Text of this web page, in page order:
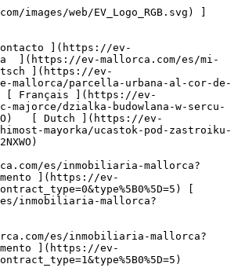
cdn.ev-mallorca.com/images/properties/dacb7fcf-04d0-4cac-a535-98e931d13377/04eeea4b-280e-4c73-8b8c-549a33927676.jpg?crop=true&crop_gravity=northwest&format=webp&quality=80)  

         ![Terreno urbano en el corazón de Llucmajor-2](https://cdn.ev-mallorca.com/images/properties/dacb7fcf-04d0-4cac-a535-98e931d13377/70b15bec-20be-4205-a4b0-954c91aa12bd.jpg?crop=true&crop_gravity=northwest&format=webp&quality=80)  

         ![Terreno urbano en el corazón de Llucmajor-3](https://cdn.ev-mallorca.com/images/properties/dacb7fcf-04d0-4cac-a535-98e931d13377/e408e668-2030-4459-96cb-44e7628258a3.jpg?crop=true&crop_gravity=northwest&format=webp&quality=80)  

         ![Terreno urbano en el corazón de Llucmajor-4](https://cdn.ev-mallorca.com/images/properties/dacb7fcf-04d0-4cac-a535-98e931d13377/01952558-1a3d-40f6-9d46-bf6201392cde.jpg?crop=true&crop_gravity=northwest&format=webp&quality=80)  

         ![Terreno urbano en el corazón de Llucmajor-5](https://cdn.ev-mallorca.com/images/properties/dacb7fcf-04d0-4cac-a535-98e931d13377/8abbed65-0e02-4b2e-9191-95ee5f91d1bb.jpg?crop=true&crop_gravity=northwest&format=webp&quality=80)  

         ![Terreno urbano en el corazón de Llucmajor-6](https://cdn.ev-mallorca.com/images/properties/dacb7fcf-04d0-4cac-a535-98e931d13377/2cab8914-b877-4713-83c6-6d9b04ae7d3f.jpg?crop=true&crop_gravity=northwest&format=webp&quality=80)  

   ![Scroll prev](https://cdn.ev-mallorca.com/images/web/image-gallery-prev.png?width=40&height=112&crop=true&crop_gravity=center&format=webp&quality=80)    ![Scroll next](https://cdn.ev-mallorca.com/images/web/image-gallery-next.png?width=40&height=112&crop=true&crop_gravity=center&format=webp&quality=80)  

  Terreno urbano en el corazón de Llucmajor 
===========================================

 Solares, Comprar | España, Mallorca, Sur, Llucmajor

 ![Property Price](https://cdn.ev-mallorca.co